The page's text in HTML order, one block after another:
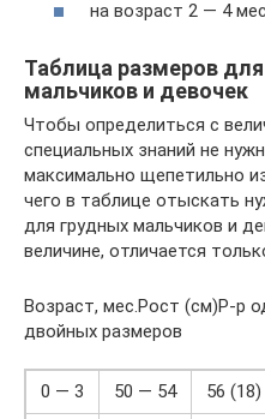
на возраст 2 — 4
Таблица размеров
мальчиков и девочек
Чтобы определиться с
специальных знаний не
максимально щепетильно
чего в таблице отыскать
для грудных мальчиков и
величине, отличается
Возраст, мес.Рост (см)Р-р
двойных размеров
0 — 3 50 — 54 56 (18)